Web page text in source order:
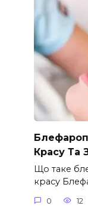
Красу Та
Що таке
красу
0 12